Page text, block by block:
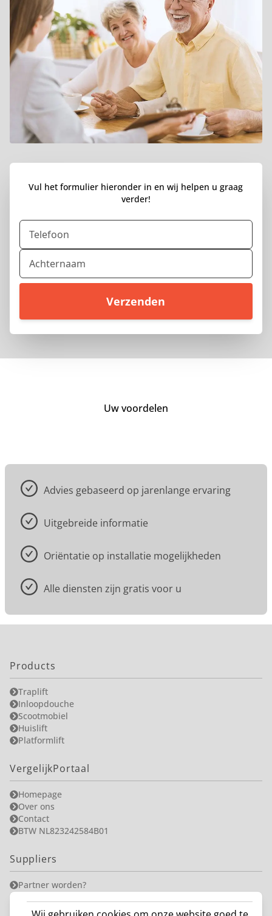
Vul het formulier hieronder in en wij helpen u graag
verder!
Telefoon
Achternaam
Verzenden
Uw voordelen
Advies gebaseerd op jarenlange ervaring
Uitgebreide informatie
Oriëntatie op installatie mogelijkheden
Alle diensten zijn gratis voor u
Products
Traplift
Inloopdouche
Scootmobiel
Huislift
Platformlift
VergelijkPortaal
Homepage
Over ons
Contact
BTW NL823242584B01
Suppliers
Partner worden?